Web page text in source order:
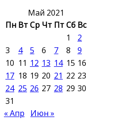
Май 2021
Пн ВтСр Чт ПтСб Вс
1
2
3
4 5 6 7 8
9
10 11 12 13 14 15 16
17 18 19 20 21 22 23
24 25 26 27 28 29 30
31
« Апр
Июн »